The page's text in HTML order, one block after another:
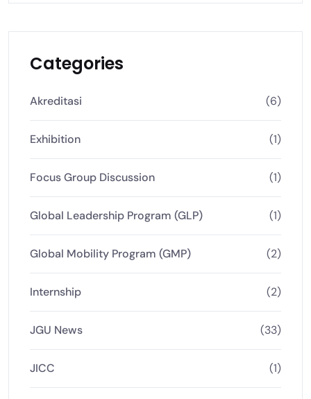
Categories
Akreditasi (6)
Exhibition (1)
Focus Group Discussion (1)
Global Leadership Program (GLP) (1)
Global Mobility Program (GMP) (2)
Internship (2)
JGU News (33)
JICC (1)